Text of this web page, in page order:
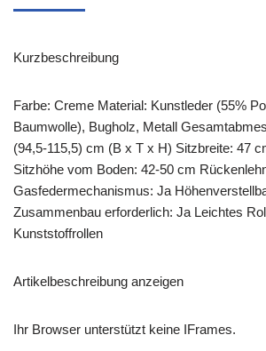
Kurzbeschreibung
Farbe: Creme Material: Kunstleder (55%
Baumwolle), Bugholz, Metall
(94,5-115,5) cm (B x T x H) Sitzbreite: 47
Sitzhöhe vom Boden: 42-50 cm
Gasfedermechanismus: Ja
Zusammenbau erforderlich: Ja Leichtes
Kunststoffrollen
Artikelbeschreibung anzeigen
Ihr Browser unterstützt keine IFrames.